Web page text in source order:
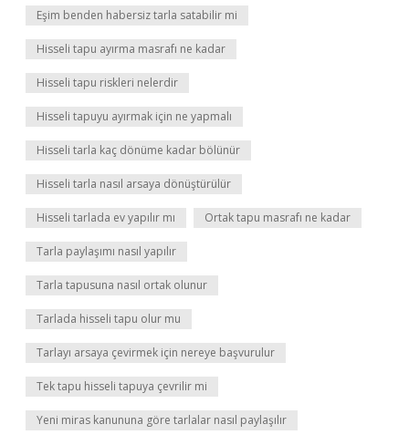
Eşim benden habersiz tarla satabilir mi
Hisseli tapu ayırma masrafı ne kadar
Hisseli tapu riskleri nelerdir
Hisseli tapuyu ayırmak için ne yapmalı
Hisseli tarla kaç dönüme kadar bölünür
Hisseli tarla nasıl arsaya dönüştürülür
Hisseli tarlada ev yapılır mı Ortak tapu masrafı ne kadar
Tarla paylaşımı nasıl yapılır
Tarla tapusuna nasıl ortak olunur
Tarlada hisseli tapu olur mu
Tarlayı arsaya çevirmek için nereye başvurulur
Tek tapu hisseli tapuya çevrilir mi
Yeni miras kanununa göre tarlalar nasıl paylaşılır